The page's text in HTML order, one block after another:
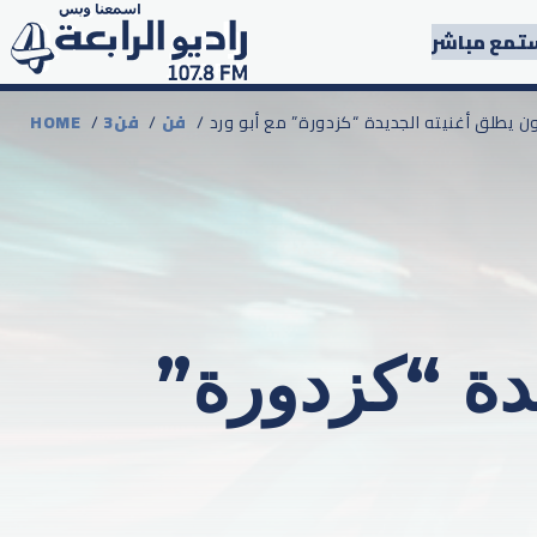
مباشر
HOME / 3فن / فن يطلق أغنيته الجديدة “كزدورة” مع أبو ورد
“كزدورة”